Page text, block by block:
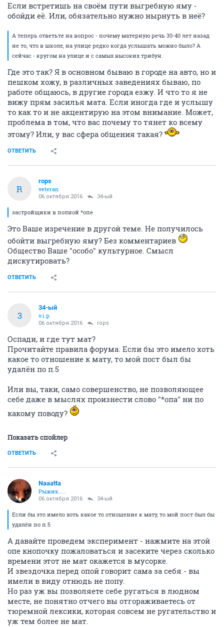
Если встретишь на своём пути выгребную яму -
обойди её. Или, обязательно нужно нырнуть в неё?
А теперь ответьте на вопрос - почему матерную речь 30-40 лет назад
не то, что в школе, на улице редко когда услышать можно было? А
сейчас - кругом на улице и с самых высоких трибун.
Где это так? Я в основном бываю в городе на авто, но и
пешком хожу, в различных заведениях бываю, по
работе общаюсь, в другие города езжу. И что то я не
вижу прям засилья мата. Если иногда где и услышу
то как то и не акцентирую на этом внимание. Может,
проблема в том, что вас почему то тянет ко всему
этому? Или, у вас сфера общения такая?
ОТВЕТИТЬ
R
rops
veteran
06 октября 2016 34-ый
застройщики в полной *опе
Это Ваше изречение в другой теме. Не получилось
обойти выгребную яму? Без комментариев
Общество Ваше "особо" культурное. Смысл
дискутировать?
ОТВЕТИТЬ
3
34-ый
v.i.p.
06 октября 2016 rops
Оспади, и где тут мат?
Прочитайте правила форума. Если бы это имело хоть
какое то отношение к мату, то мой пост был бы
удалён по п.5
Или вы, таки, само совершенство, не позволяющее
себе даже в мыслях произнести слово "*опа" ни по
какому поводу?
Показать спойлер
ОТВЕТИТЬ
Naaatta
Рыжик.....
06 октября 2016 34-ый
Если бы это имело хоть какое то отношение к мату, то мой пост был бы
удалён по п.5
А давайте проведем эксперимент - нажмите на этой
опе кнопочку пожаловаться и засеките через сколько
времени этот не мат окажется в мусорке.
И звездочка перед опой говорит сама за себя - вы
имели в виду отнюдь не попу.
Но раз уж вы позволяете себе ругаться в людном
месте, не понятно отчего вы отгораживаетесь от
тюремной лексики, которая совсем не ругательство и
уж тем более не мат.